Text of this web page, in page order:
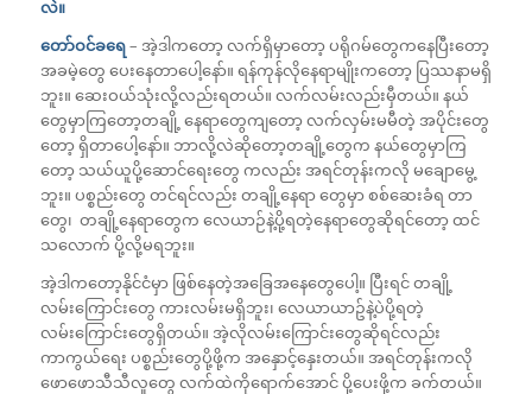
လဲ။
တော်ဝင်ခရေ– အဲ့ဒါကတော့ လက်ရှိမှာတော့ ပရိုဂမ်တွေကနေပြီးတော့
အခမဲ့တွေ ပေးနေတာပေါ့နော်။ ရန်ကုန်လိုနေရာမျိုးကတော့ ပြဿနာမရှိ
ဘူး။ ဆေးဝယ်သုံးလို့လည်းရတယ်။ လက်လမ်းလည်းမှီတယ်။ နယ်
တွေမှာကြတော့တချို့ နေရာတွေကျတော့ လက်လှမ်းမမီတဲ့ အပိုင်းတွေ
တော့ ရှိတာပေါ့နော်။ ဘာလို့လဲဆိုတော့တချို့တွေက နယ်တွေမှာကြ
တော့ သယ်ယူပို့ဆောင်ရေးတွေ ကလည်း အရင်တုန်းကလို မချောမွေ့
ဘူး။ ပစ္စည်းတွေ တင်ရင်လည်း တချို့နေရာ တွေမှာ စစ်ဆေးခံရ တာ
တွေ၊ တချို့နေရာတွေက လေယာဉ်နဲ့ပို့ရတဲ့နေရာတွေဆိုရင်တော့ ထင်
သလောက် ပို့လို့မရဘူး။
အဲ့ဒါကတော့နိုင်ငံမှာ ဖြစ်နေတဲ့အခြေအနေတွေပေါ့။ ပြီးရင် တချို့
လမ်းကြောင်းတွေ ကားလမ်းမရှိဘူး၊ လေယာယာဥ်နဲ့ပဲပို့ရတဲ့
လမ်းကြောင်းတွေရှိတယ်။ အဲ့လိုလမ်းကြောင်းတွေဆိုရင်လည်း
ကာကွယ်ရေး ပစ္စည်းတွေပို့ဖို့က အနှောင့်နှေးတယ်။ အရင်တုန်းကလို
ဖောဖောသီသီလူတွေ လက်ထဲကိုရောက်အောင် ပို့ပေးဖို့က ခက်တယ်။